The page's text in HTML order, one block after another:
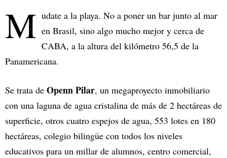
M udate a la playa. No a poner un bar junto al mar
en Brasil, sino algo mucho mejor y cerca de
CABA, a la altura del kilómetro 56,5 de la
Panamericana.
Se trata de Openn Pilar, un megaproyecto inmobiliario
con una laguna de agua cristalina de más de 2 hectáreas de
superficie, otros cuatro espejos de agua, 553 lotes en 180
hectáreas, colegio bilingüe con todos los niveles
educativos para un millar de alumnos, centro comercial,